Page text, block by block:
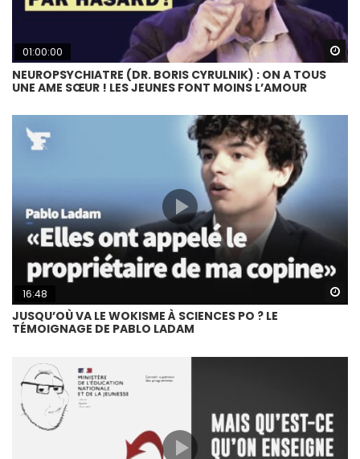
01:00:00
NEUROPSYCHIATRE (DR. BORIS CYRULNIK) : ON A TOUS
UNE AME SŒUR ! LES JEUNES FONT MOINS L’AMOUR
16:48
JUSQU’OÙ VA LE WOKISME À SCIENCES PO ? LE
TÉMOIGNAGE DE PABLO LADAM